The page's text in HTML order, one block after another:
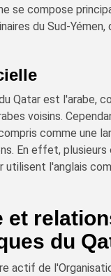
se compose
du Sud-Yémen,
Qatar est l'arabe,
voisins.
comme une
En effet,
utilisent l'anglais
et
du
actif de